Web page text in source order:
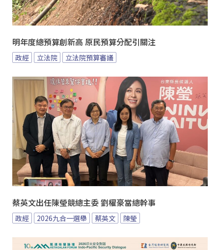
明年度總預算創新高 原民預算分配引關注
政經 立法院 立法院預算審議
蔡英文出任陳瑩競總主委 劉櫂豪當總幹事
政經 2026九合一選舉 蔡英文 陳瑩